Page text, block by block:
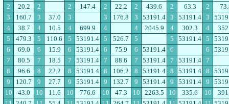
2
20.2 2 2 147.4 2 22.2 2 439.6 2 63.3 2
3
160.7 3 37.0 3 3 176.8 3 53191.4 3 53191.4 3
4
38.7 4 10.5 4 699.9 4 4 2045.9 4 302.3 4
5
479.3 5 110.6 5 53191.4 5 526.7 5 5 53191.4 5
6
69.0 6 15.9 6 53191.4 6 75.9 6 53191.4 6 6
7
80.5 7 18.5 7 53191.4 7 88.6 7 53191.4 7 53191.4 7
8
96.6 8 22.2 8 53191.4 8 106.2 8 53191.4 8 53191.4 8
9
120.7 9 27.7 9 53191.4 9 132.7 9 53191.4 9 53191.4 9
10
43.0 10 11.6 10 776.6 10 47.3 10 2263.5 10 335.6 10